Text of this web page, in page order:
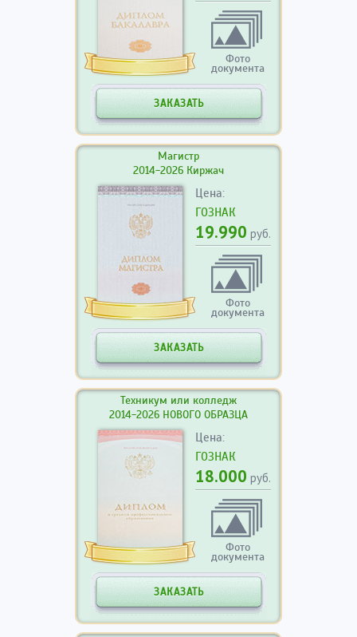
Фото
документа
ЗАКАЗАТЬ
Магистр
2014-2026 Киржач
Цена:
ГОЗНАК
19.990 руб.
Фото
документа
ЗАКАЗАТЬ
Техникум или колледж
2014-2026 НОВОГО ОБРАЗЦА
Цена:
ГОЗНАК
18.000 руб.
Фото
документа
ЗАКАЗАТЬ